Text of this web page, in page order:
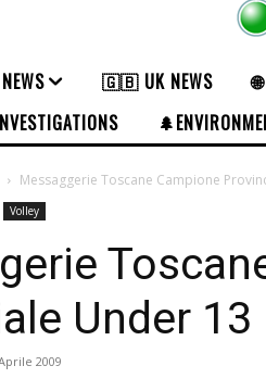
🇬🇧 UK NEWS
Messaggerie Toscane Campione
Volley
Under 13
2009